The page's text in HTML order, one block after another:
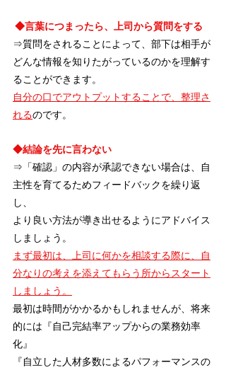
◆言葉につまったら、上司から質問をする
⇒質問をされることによって、部下は相手が
どんな情報を知りたがっているのかを理解す
ることができます。
自分の口でアウトプットすることで、整理さ
れるのです。
◆結論を先に言わない
⇒「確認」の内容が承認できない場合は、自
主性を育てるためフィードバックを繰り返
し、
より良い方法が導き出せるようにアドバイス
しましょう。
まず最初は、上司に何かを相談する際に、自
分なりの考えを添えてもらう所からスタート
しましょう。
最初は時間がかかるかもしれませんが、将来
的には『自己完結率アップからの業務効率
化』
『自立した人材多数によるパフォーマンスの